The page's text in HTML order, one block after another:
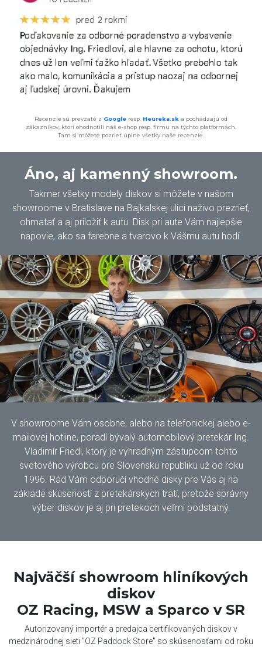
Recenzie sú prevzaté z Google resp. Heureka.sk a pochádzajú od
zákazníkov, ktorí ohodnotili náš e-shop resp. firmu na týchto platformách.
Tam si môžete pozrieť úplne všetky naše recenzie.
Áno, aj kamenný showroom.
Takmer všetky modely diskov si môžete v našom
showroome v Bratislave na Bajkalskej ulici naživo prezrieť,
ohmatať a aj priložiť k autu. Disk pri aute Vám najlepšie
napovie, ako sa farebne a tvarovo k Vášmu autu hodí.
V showroome Vám osobne, alebo na telefonickej alebo e-
mailovej hotline, poradí bývalý automobilový pretekár Ing.
Vladimír Friedl, ktorý je výhradným zástupcom tohto
svetového výrobcu pre Slovenskú republiku už od roku
1996. Rád Vám odporučí vhodné disky pre Vás aj na
základe skúseností z pretekárskych tratí, pretože správny
výber diskov je aj pri pretekoch veľmi podstatný.
Najväčší showroom hliníkových
diskov
OZ Racing, MSW a Sparco v SR
Autorizovaný importér a predajca certifikovaných diskov v
medzinárodnej sieti "OZ Paddock Store" so skúsenosťami od roku